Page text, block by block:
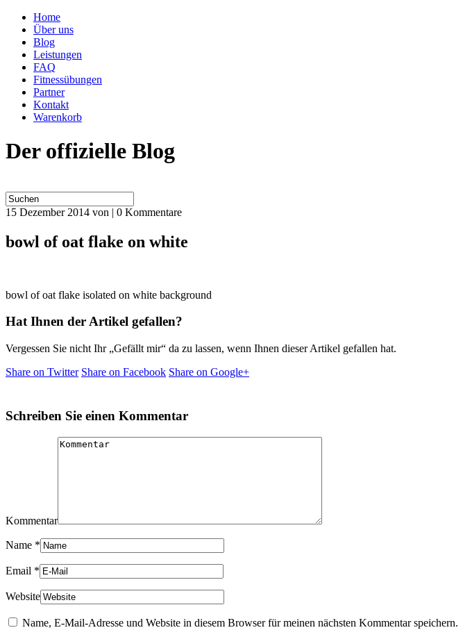
Home
Über uns
Blog
Leistungen
FAQ
Fitnessübungen
Partner
Kontakt
Warenkorb
Der offizielle Blog
15 Dezember 2014 von | 0 Kommentare
bowl of oat flake on white
bowl of oat flake isolated on white background
Hat Ihnen der Artikel gefallen?
Vergessen Sie nicht Ihr „Gefällt mir“ da zu lassen, wenn Ihnen dieser Artikel gefallen hat.
Share on Twitter Share on Facebook Share on Google+
Schreiben Sie einen Kommentar
Kommentar
Name *
Email *
Website
Name, E-Mail-Adresse und Website in diesem Browser für meinen nächsten Kommentar speichern.